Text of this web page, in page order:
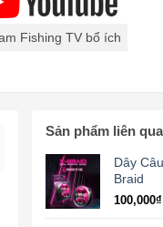
Fishing TV bổ ích
Sản phẩm liên
Dây
Braid
100,000₫